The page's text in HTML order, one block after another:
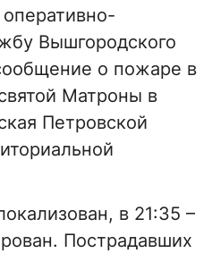
Вышгородского
о пожаре в
Матроны в
Петровской
в 21:35 –
Пострадавших